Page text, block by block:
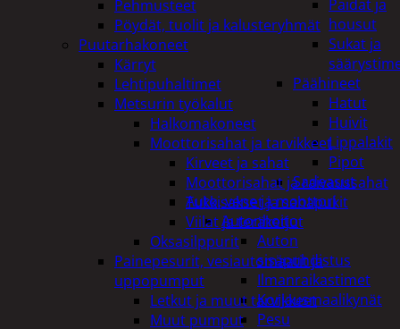
Paidat ja
housut
Sukat ja
Päähineet
Hatut
Huivit
Lippalakit
Pipot
Sadeasut
Auto, vene ja moottori
Autonhoito
Auton
sisäpuhdistus
Ilmanraikastimet
Korjausmaalikynät
Pesu
Pehmusteet
Pöydät, tuolit ja kalusteryhmät
Puutarhakoneet
Kärryt
Lehtipuhaltimet
Metsurin työkalut
Halkomakoneet
Moottorisahat ja tarvikkeet
Kirveet ja sahat
Moottorisahat ja raivaussahat
Tukkisakset ja sahapukit
Viilat ja teräketjut
Oksasilppurit
Painepesurit, vesiautomaatit ja
uppopumput
Letkut ja muut tarvikkeet
Muut pumput